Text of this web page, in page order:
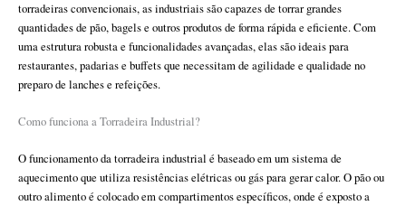
torradeiras convencionais, as industriais são capazes de torrar grandes
quantidades de pão, bagels e outros produtos de forma rápida e eficiente. Com
uma estrutura robusta e funcionalidades avançadas, elas são ideais para
restaurantes, padarias e buffets que necessitam de agilidade e qualidade no
preparo de lanches e refeições.
Como funciona a Torradeira Industrial?
O funcionamento da torradeira industrial é baseado em um sistema de
aquecimento que utiliza resistências elétricas ou gás para gerar calor. O pão ou
outro alimento é colocado em compartimentos específicos, onde é exposto a